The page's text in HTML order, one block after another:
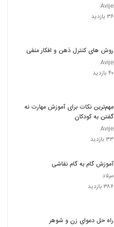
Avije
۳۶ بازدید
روش های کنترل ذهن و افکار منفی
Avije
۴۰ بازدید
مهم‌ترین نکات برای آموزش مهارت نه
گفتن به کودکان
Avije
۳۳ بازدید
آموزش گام به گام نقاشی
میلاد
۳۸۶ بازدید
راه حل دعوای زن و شوهر